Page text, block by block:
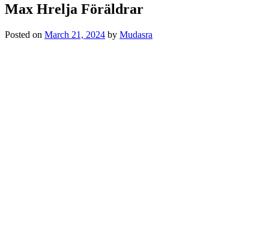
Max Hrelja Föräldrar
Posted on March 21, 2024 by Mudasra